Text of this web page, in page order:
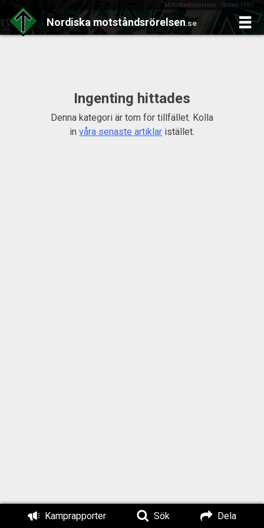
Motståndsrörelsen - Sedan 1997
Nordiska motståndsrörelsen.se
Kamprapporter Sök Dela
Ingenting hittades
Denna kategori är tom för tillfället. Kolla
in våra senaste artiklar istället.